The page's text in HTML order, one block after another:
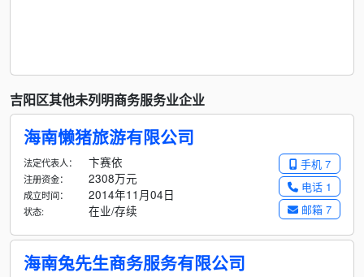
吉阳区其他未列明商务服务业企业
海南懒猪旅游有限公司
手机 7
电话 1
邮箱 7
法定代表人： 卞赛依
注册资金： 2308万元
成立时间： 2014年11月04日
状态: 在业/存续
海南兔先生商务服务有限公司